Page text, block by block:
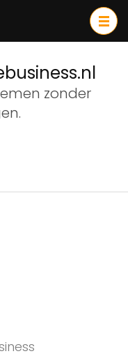
zonder